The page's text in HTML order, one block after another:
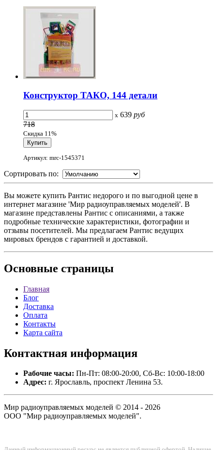
Конструктор ТАКО, 144 детали
x 639 руб
718
Скидка 11%
Артикул: mrc-1545371
Сортировать по:
Вы можете купить Рантис недорого и по выгодной цене в
интернет магазине 'Мир радиоуправляемых моделей'. В
магазине представлены Рантис с описаниями, а также
подробные технические характеристики, фотографии и
отзывы посетителей. Мы предлагаем Рантис ведущих
мировых брендов с гарантией и доставкой.
Основные страницы
Главная
Блог
Доставка
Оплата
Контакты
Карта сайта
Контактная информация
Рабочие часы: Пн-Пт: 08:00-20:00, Сб-Вс: 10:00-18:00
Адрес: г. Ярославль, проспект Ленина 53.
Мир радиоуправляемых моделей © 2014 - 2026
ООО "Мир радиоуправляемых моделей".